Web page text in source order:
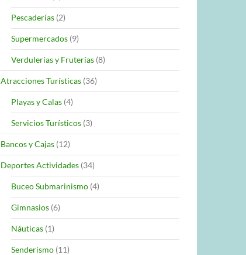
Pescaderías (2)
Supermercados (9)
Verdulerías y Fruterías (8)
Atracciones Turísticas (36)
Playas y Calas (4)
Servicios Turísticos (3)
Bancos y Cajas (12)
Deportes Actividades (34)
Buceo Submarinismo (4)
Gimnasios (6)
Náuticas (1)
Senderismo (11)